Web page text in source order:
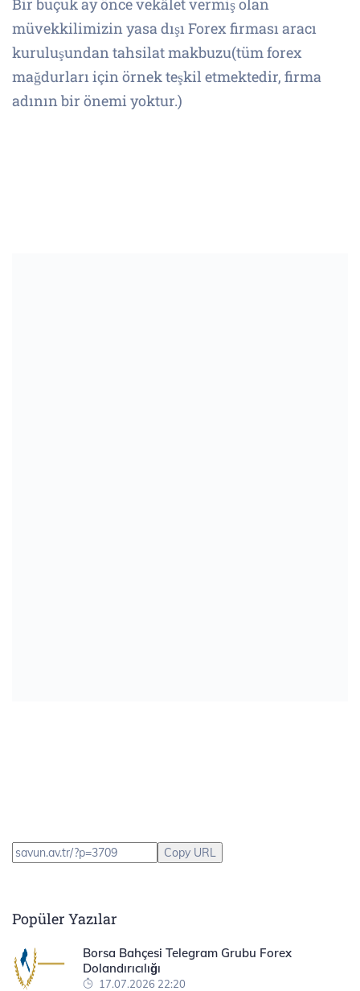
müvekkilimizin yasa dışı Forex firması aracı
kuruluşundan tahsilat makbuzu(tüm forex
mağdurları için örnek teşkil etmektedir, firma
adının bir önemi yoktur.)
Copy URL
Popüler Yazılar
Borsa Bahçesi Telegram Grubu Forex
Dolandırıcılığı
17.07.2026 22:20